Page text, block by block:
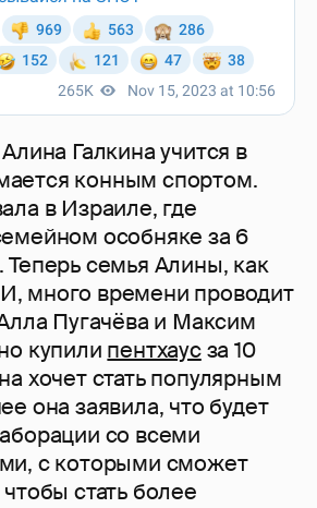
Галкина учится в
конным спортом.
в Израиле, где
особняке за 6
семья Алины, как
много времени проводит
Пугачёва и Максим
купили пентхаусза 10
хочет стать популярным
она заявила, что будет
со всеми
с которыми сможет
стать более